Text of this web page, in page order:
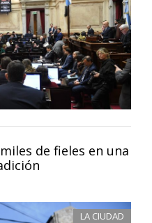
de fieles en una
LA CIUDAD